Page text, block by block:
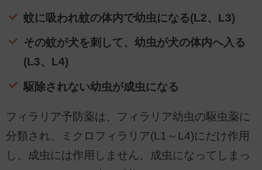
蚊に吸われ蚊の体内で幼虫になる(L2、L3)
その蚊が犬を刺して、幼虫が犬の体内へ入る
(L3、L4)
駆除されない幼虫が成虫になる
フィラリア予防薬は、フィラリア幼虫の駆虫薬に
分類され、ミクロフィラリア(L1～L4)にだけ作用
し、成虫には作用しません。成虫になってしまっ